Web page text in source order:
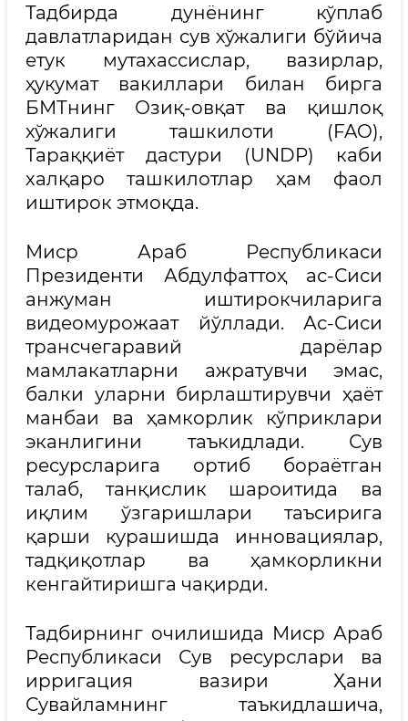
Тадбирда дунёнинг кўплаб
давлатларидан сув хўжалиги бўйича
етук мутахассислар, вазирлар,
ҳукумат вакиллари билан бирга
БМТнинг Озиқ-овқат ва қишлоқ
хўжалиги ташкилоти (FAO),
Тараққиёт дастури (UNDP) каби
халқаро ташкилотлар ҳам фаол
иштирок этмоқда.
Миср Араб Республикаси
Президенти Абдулфаттоҳ ас-Сиси
анжуман иштирокчиларига
видеомурожаат йўллади. Ас-Сиси
трансчегаравий дарёлар
мамлакатларни ажратувчи эмас,
балки уларни бирлаштирувчи ҳаёт
манбаи ва ҳамкорлик кўприклари
эканлигини таъкидлади. Сув
ресурсларига ортиб бораётган
талаб, танқислик шароитида ва
иқлим ўзгаришлари таъсирига
қарши курашишда инновациялар,
тадқиқотлар ва ҳамкорликни
кенгайтиришга чақирди.
Тадбирнинг очилишида Миср Араб
Республикаси Сув ресурслари ва
ирригация вазири Ҳани
Сувайламнинг таъкидлашича,